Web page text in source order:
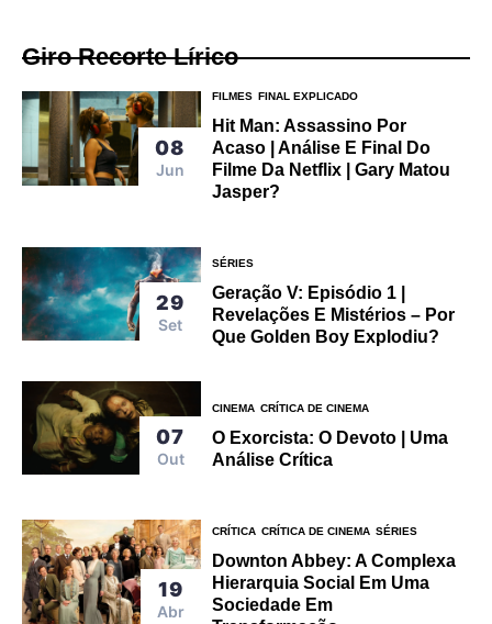
Giro Recorte Lírico
08
Jun
FILMES FINAL EXPLICADO
Hit Man: Assassino Por
Acaso | Análise E Final Do
Filme Da Netflix | Gary Matou
Jasper?
29
Set
SÉRIES
Geração V: Episódio 1 |
Revelações E Mistérios – Por
Que Golden Boy Explodiu?
07
Out
CINEMA CRÍTICA DE CINEMA
O Exorcista: O Devoto | Uma
Análise Crítica
19
Abr
CRÍTICA CRÍTICA DE CINEMA SÉRIES
Downton Abbey: A Complexa
Hierarquia Social Em Uma
Sociedade Em